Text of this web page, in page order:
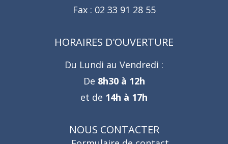
Fax : 02 33 91 28 55
HORAIRES D'OUVERTURE
Du Lundi au Vendredi :
De 8h30 à 12h
et de 14h à 17h
NOUS CONTACTER